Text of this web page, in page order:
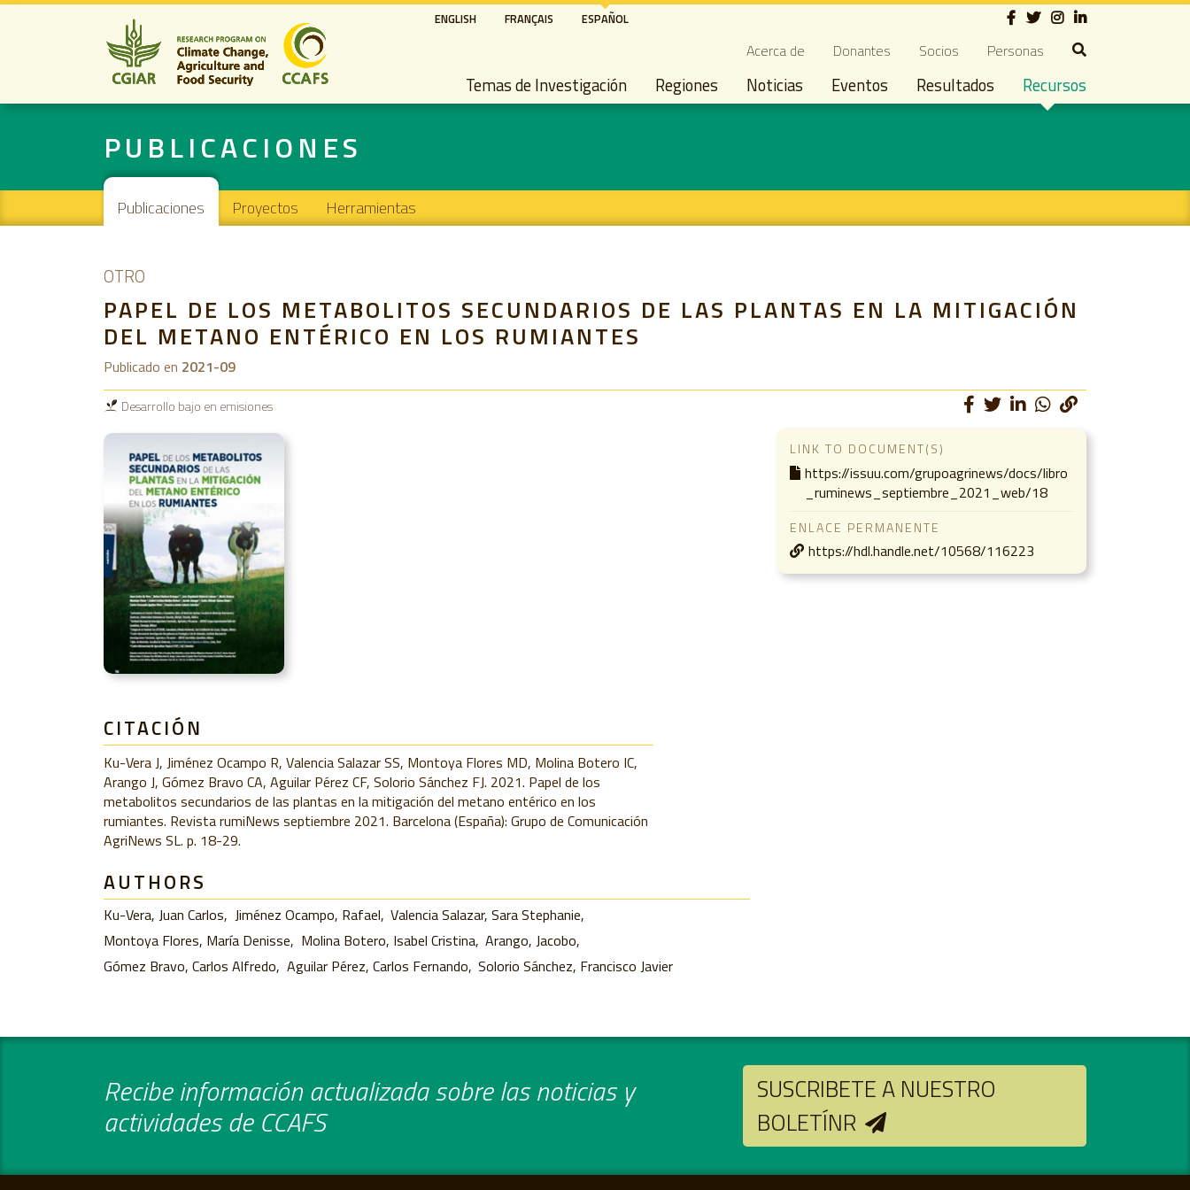
Pasar
principal
ENGLISH FRANÇAIS ESPAÑOL Social
Secondary navigation
Acerca de Donantes Socios Personas
Main navigation
Temas de Investigación Regiones Noticias Eventos Resultados Recursos
PUBLICACIONES
Main navigation
Publicaciones Proyectos Herramientas
OTRO
PAPEL DE LOS METABOLITOS SECUNDARIOS DE LAS PLANTAS EN LA MITIGACIÓN
DEL METANO ENTÉRICO EN LOS RUMIANTES
Publicado en 2021-09
Desarrollo bajo en emisiones
CITACIÓN
Ku-Vera J, Jiménez Ocampo R, Valencia Salazar SS, Montoya Flores MD, Molina Botero IC,
Arango J, Gómez Bravo CA, Aguilar Pérez CF, Solorio Sánchez FJ. 2021. Papel de los
metabolitos secundarios de las plantas en la mitigación del metano entérico en los
rumiantes. Revista rumiNews septiembre 2021. Barcelona (España): Grupo de Comunicación
AgriNews SL. p. 18-29.
AUTHORS
Ku-Vera, Juan Carlos Jiménez Ocampo, Rafael Valencia Salazar, Sara Stephanie
Montoya Flores, María Denisse Molina Botero, Isabel Cristina Arango, Jacobo
Gómez Bravo, Carlos Alfredo Aguilar Pérez, Carlos Fernando Solorio Sánchez, Francisco Javier
LINK TO DOCUMENT(S)
https://issuu.com/grupoagrinews/docs/libro
_ruminews_septiembre_2021_web/18
ENLACE PERMANENTE
https://hdl.handle.net/10568/116223
Recibe información actualizada sobre las noticias y
actividades de CCAFS
SUSCRIBETE A NUESTRO
BOLETÍNR